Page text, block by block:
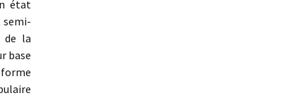
état
semi-
de la
base